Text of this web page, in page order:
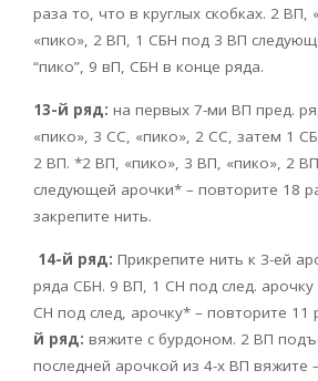
раза то, что в круглых скобках. 2 ВП,
«пико», 2 ВП, 1 СБН под 3 ВП
“пико”, 9 вП, СБН в конце ряда.
13-й ряд: на первых 7-ми ВП пред.
«пико», 3 СС, «пико», 2 СС, затем 1
2 ВП. *2 ВП, «пико», 3 ВП, «пико», 2
следующей арочки* – повторите 18
закрепите нить.
14-й ряд: Прикрепите нить к 3-ей
ряда СБН. 9 ВП, 1 СН под след.
СН под след, арочку* – повторите 11
й ряд: вяжите с бурдоном. 2 ВП
последней арочкой из 4-х ВП